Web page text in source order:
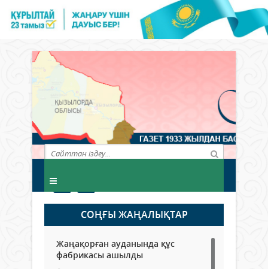
СОҢҒЫ ЖАҢАЛЫҚТАР
Жаңақорған ауданында құс
фабрикасы ашылды